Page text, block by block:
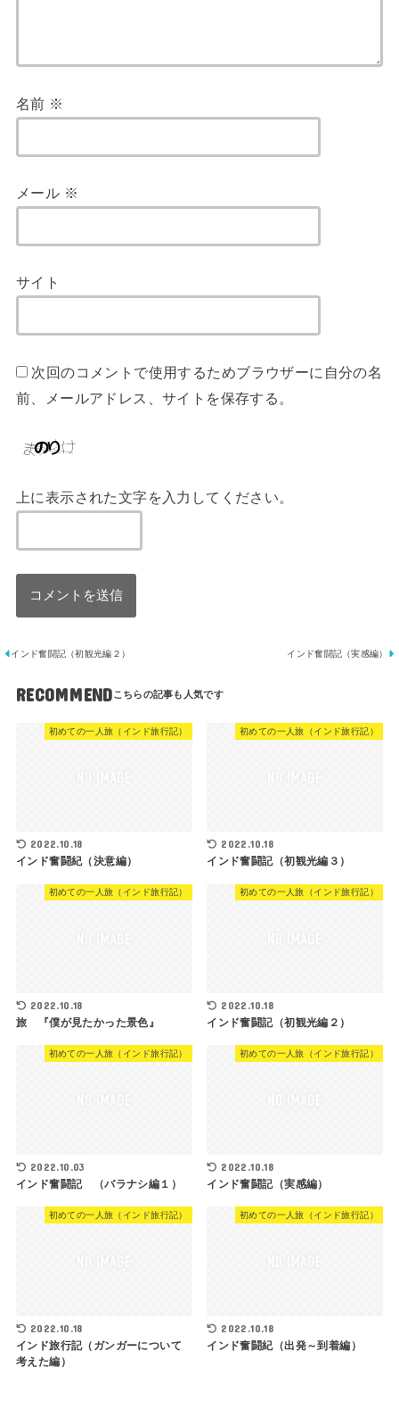
名前 ※
メール ※
サイト
次回のコメントで使用するためブラウザーに自分の名
前、メールアドレス、サイトを保存する。
上に表示された文字を入力してください。
インド奮闘記（初観光編２） インド奮闘記（実感編）
RECOMMEND
初めての一人旅（インド旅行記）
2022.10.18
インド奮闘紀（決意編）
初めての一人旅（インド旅行記）
2022.10.18
インド奮闘記（初観光編３）
初めての一人旅（インド旅行記）
2022.10.18
旅 『僕が見たかった景色』
初めての一人旅（インド旅行記）
2022.10.18
インド奮闘記（初観光編２）
初めての一人旅（インド旅行記）
2022.10.03
インド奮闘記 （バラナシ編１）
初めての一人旅（インド旅行記）
2022.10.18
インド奮闘記（実感編）
初めての一人旅（インド旅行記）
2022.10.18
インド旅行記（ガンガーについて
考えた編）
初めての一人旅（インド旅行記）
2022.10.18
インド奮闘紀（出発～到着編）